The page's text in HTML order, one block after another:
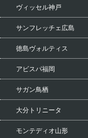
ヴィッセル神戸
サンフレッチェ広島
徳島ヴォルティス
アビスパ福岡
サガン鳥栖
大分トリニータ
モンテディオ山形